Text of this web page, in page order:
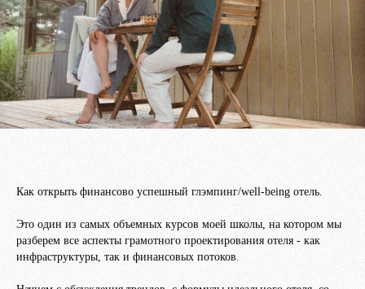
Как открыть финансово успешный глэмпинг/well-being отель.
Это один из самых объемных курсов моей школы, на котором мы
разберем все аспекты грамотного проектирования отеля - как
инфраструктуры, так и финансовых потоков.